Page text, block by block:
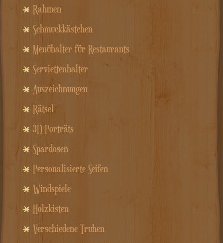
Rahmen
Schmuckkästchen
Menühalter für Restaurants
Serviettenhalter
Auszeichnungen
Rätsel
3D-Porträts
Spardosen
Personalisierte Seifen
Windspiele
Holzkisten
Verschiedene Truhen